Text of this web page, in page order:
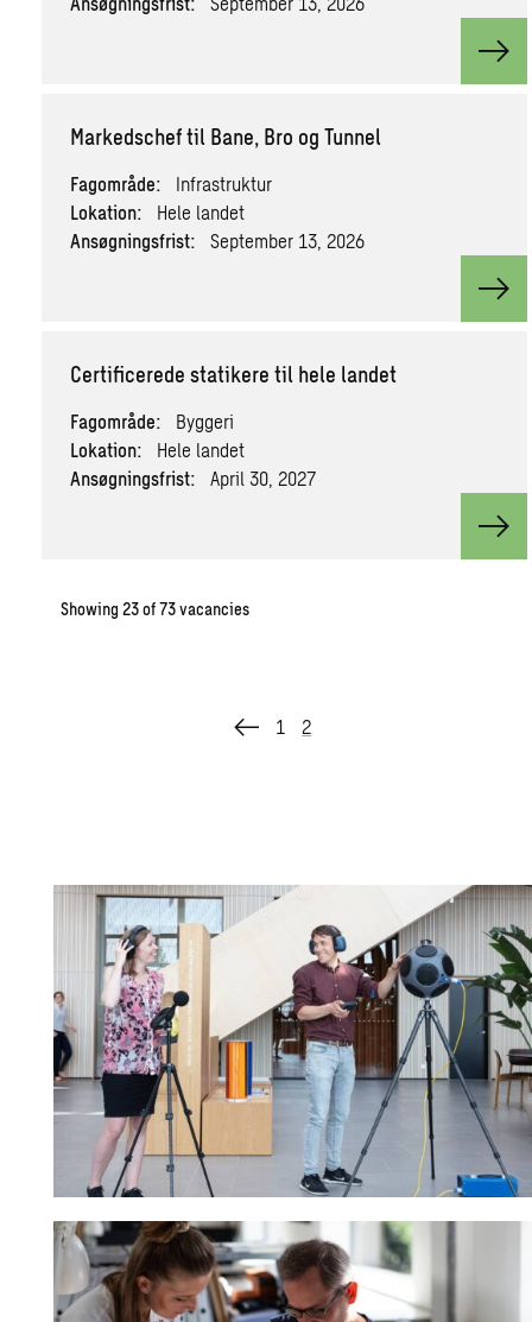
Markedschef til Bane, Bro og Tunnel
Fagområde:
Infrastruktur
Lokation:
Hele landet
Ansøgningsfrist:
September 13, 2026
Certificerede statikere til hele landet
Fagområde:
Byggeri
Lokation:
Hele landet
Ansøgningsfrist:
April 30, 2027
Showing23of73vacancies
1 2